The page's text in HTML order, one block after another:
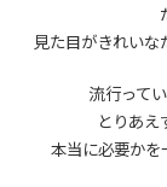
見た目がきれいな
流行って
とりあえ
本当に必要かを